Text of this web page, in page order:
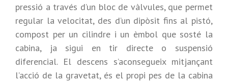
pressió a través d’un bloc de vàlvules, que permet
regular la velocitat, des d’un dipòsit fins al pistó,
compost per un cilindre i un èmbol que sosté la
cabina, ja sigui en tir directe o suspensió
diferencial. El descens s’aconsegueix mitjançant
l’acció de la gravetat, és el propi pes de la cabina